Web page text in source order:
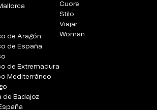
de Aragón
de España
de Extremadura
Mediterráneo
de Badajoz
Cuore
Stilo
Viajar
Woman